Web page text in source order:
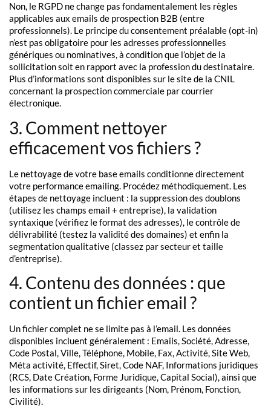
Non, le RGPD ne change pas fondamentalement les règles
applicables aux emails de prospection B2B (entre
professionnels). Le principe du consentement préalable (opt-in)
n’est pas obligatoire pour les adresses professionnelles
génériques ou nominatives, à condition que l’objet de la
sollicitation soit en rapport avec la profession du destinataire.
Plus d’informations sont disponibles sur le site de la CNIL
concernant la prospection commerciale par courrier
électronique.
3. Comment nettoyer
efficacement vos fichiers ?
Le nettoyage de votre base emails conditionne directement
votre performance emailing. Procédez méthodiquement. Les
étapes de nettoyage incluent : la suppression des doublons
(utilisez les champs email + entreprise), la validation
syntaxique (vérifiez le format des adresses), le contrôle de
délivrabilité (testez la validité des domaines) et enfin la
segmentation qualitative (classez par secteur et taille
d’entreprise).
4. Contenu des données : que
contient un fichier email ?
Un fichier complet ne se limite pas à l’email. Les données
disponibles incluent généralement : Emails, Société, Adresse,
Code Postal, Ville, Téléphone, Mobile, Fax, Activité, Site Web,
Méta activité, Effectif, Siret, Code NAF, Informations juridiques
(RCS, Date Création, Forme Juridique, Capital Social), ainsi que
les informations sur les dirigeants (Nom, Prénom, Fonction,
Civilité).